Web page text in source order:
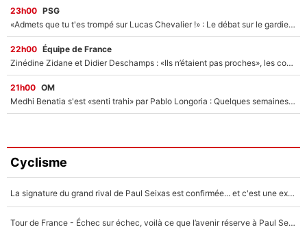
23h00 PSG
«Admets que tu t'es trompé sur Lucas Chevalier !» : Le débat sur le gardien du PSG vire au clash à l'After Foot
22h00 Équipe de France
Zinédine Zidane et Didier Deschamps : «Ils n’étaient pas proches», les confidences d’un membre de l’équipe de France 1998 sur leur relation spéciale
21h00 OM
Medhi Benatia s'est «senti trahi» par Pablo Longoria : Quelques semaines après son départ, l'ancien directeur de football de l'OM règle ses comptes
Cyclisme
La signature du grand rival de Paul Seixas est confirmée... et c'est une excellente nouvelle pour l'équipe Decathlon-CMA CGM !
Tour de France - Échec sur échec, voilà ce que l’avenir réserve à Paul Seixas : «Tant qu’il y aura un Pogacar comme celui-là...»